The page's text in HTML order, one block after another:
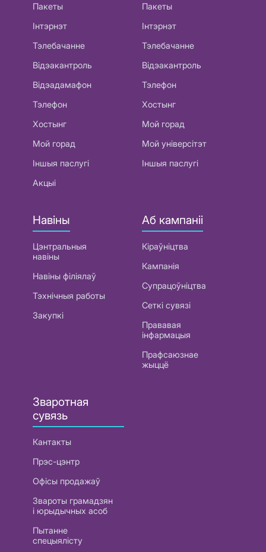
Пакеты
Інтэрнэт
Тэлебачанне
Відэакантроль
Відэадамафон
Тэлефон
Хостынг
Мой горад
Іншыя паслугі
Акцыі
Пакеты
Інтэрнэт
Тэлебачанне
Відэакантроль
Тэлефон
Хостынг
Мой горад
Мой універсітэт
Іншыя паслугі
Навіны
Цэнтральныя
навіны
Навіны філіялаў
Тэхнічныя работы
Закупкі
Аб кампаніі
Кіраўніцтва
Кампанія
Супрацоўніцтва
Сеткі сувязі
Прававая
інфармацыя
Прафсаюзнае
жыццё
Зваротная
сувязь
Кантакты
Прэс-цэнтр
Офісы продажаў
Звароты грамадзян
і юрыдычных асоб
Пытанне
спецыялісту